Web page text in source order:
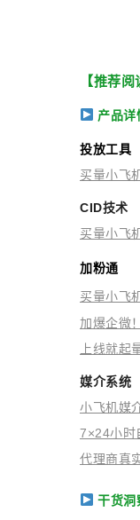
【推荐阅
产品详
投放工具
买量小飞
CID技术
买量小飞
加粉通
买量小飞
加爆企微
上线就起
媒介系统
小飞机媒
7×24小时
代理商真
干货洞